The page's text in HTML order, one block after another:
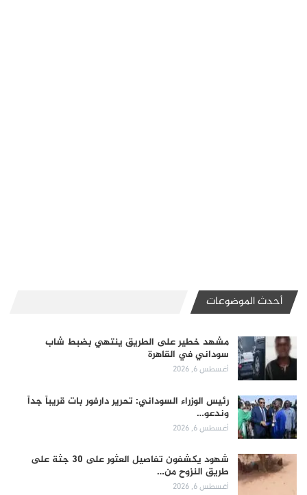
أحدث الموضوعات
مشهد خطير على الطريق ينتهي بضبط شاب
سوداني في القاهرة
أغسطس 6, 2026
رئيس الوزراء السوداني: تحرير دارفور بات قريباً جداً
وندعو…
أغسطس 6, 2026
شهود يكشفون تفاصيل العثور على 30 جثة على
طريق النزوح من…
أغسطس 6, 2026